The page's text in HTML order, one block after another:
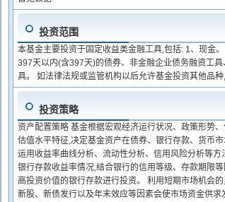
投资范围
本基金主要投资于固定收益类金融工具,包括: 1、现金
397天以内(含397天)的债券、非金融企业债务融资工
具。 如法律法规或监管机构以后允许基金投资其他品
投资策略
资产配置策略 基金根据宏观经济运行状况、政策形势
估值水平特征,决定基金资产在债券、银行存款、货币
运用收益率曲线分析、流动性分析、信用风险分析等
银行存款收益率情况,结合银行的信用等级、存款期限
高投资价值的银行存款进行投资。 利用短期市场机会
新股、新债发行以及年末效应等因素会使市场资金供